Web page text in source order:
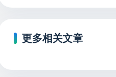
更多相关文章